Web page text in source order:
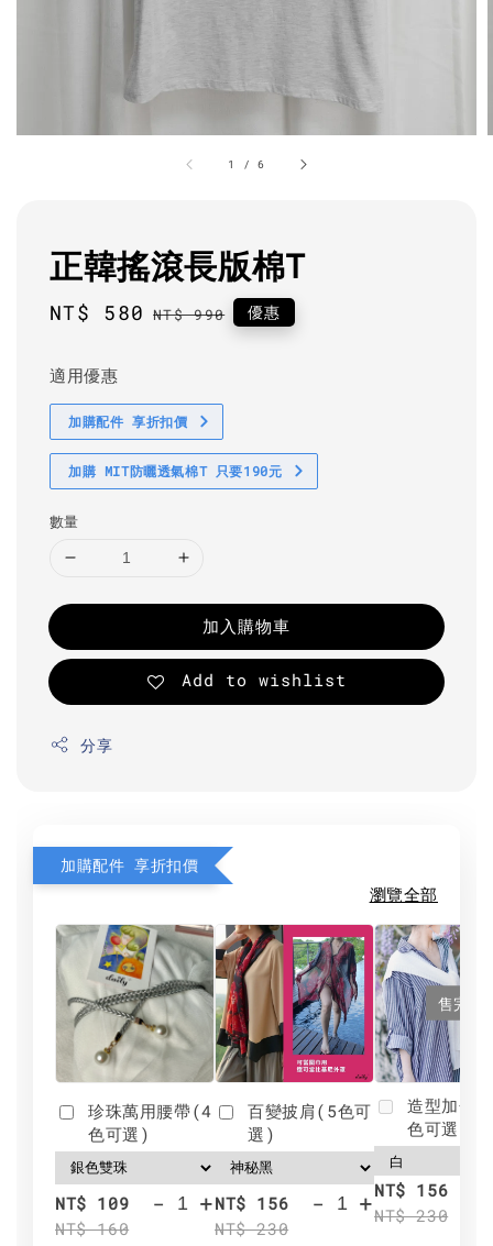
1 /6
正韓搖滾長版棉T
Sale
NT$ 580 Regular
NT$ 990 優惠
適用優惠
加購配件 享折扣價
加購 MIT防曬透氣棉T 只要190元
數量
加入購物車
Add to wishlist
分享
加購配件 享折扣價
瀏覽全部
珍珠萬用腰帶(4
色可選)
NT$ 109
NT$ 160
- +
百變披肩(5色可
選)
NT$ 156
NT$ 230
- +
售完
造型加分
色可選)
NT$ 156
NT$ 230